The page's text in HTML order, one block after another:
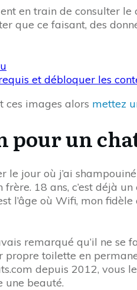
en train de consulter le
que ce faisant, des
et débloquer les
ces images alors mettez
un
le jour où j’ai
18 ans, c’est déjà
l’âge où Wifi, mon
remarqué qu’il ne
toilette en
depuis 2012, vous
une beauté.